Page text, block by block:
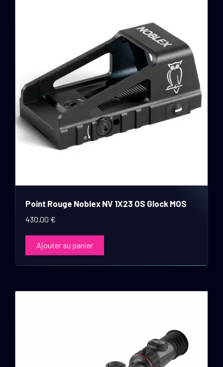
Point Rouge Noblex NV 1X23 OS Glock MOS
430,00 €
Ajouter au panier